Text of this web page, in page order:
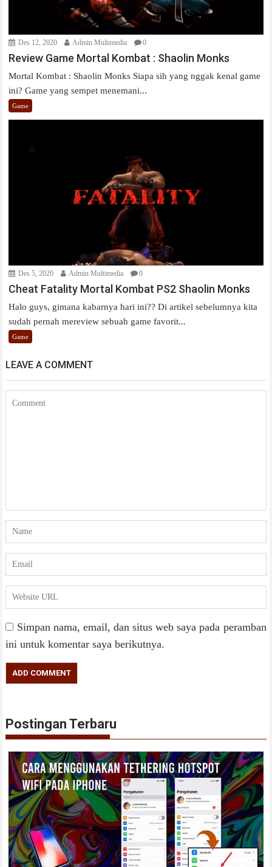
Des 12, 2020 Admin Multimedia 0
Review Game Mortal Kombat : Shaolin Monks
Mortal Kombat : Shaolin Monks Siapa sih yang nggak kenal game
ini? Game yang sempet menemani...
Game
Des 5, 2020 Admin Multimedia 0
Cheat Fatality Mortal Kombat PS2 Shaolin Monks
Halo guys, gimana kabarnya hari ini?? Di artikel sebelumnya kita
sudah pernah mereview sebuah game favorit...
Game
LEAVE A COMMENT
Simpan nama, email, dan situs web saya pada peramban
ini untuk komentar saya berikutnya.
Postingan Terbaru